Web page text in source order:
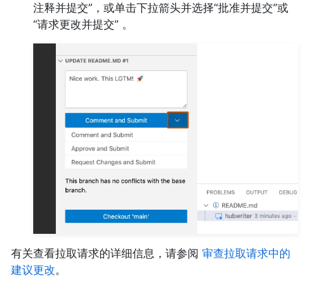
注释并提交”，或单击下拉箭头并选择“批准并提交”或
“请求更改并提交” 。
有关查看拉取请求的详细信息，请参阅 审查拉取请求中的
建议更改。